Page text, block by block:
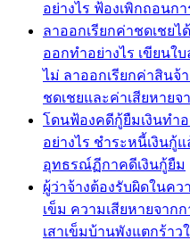
อย่างไร ฟ้องเพิกถอนก
ลาออกเรียกค่าชดเชย
ออกทำอย่างไร เขียนใ
ไม่ ลาออกเรียกค่าสินจ้
ชดเชยและค่าเสียหายจ
โดนฟ้องคดีกู้ยืมเงินทำ
อย่างไร ชำระหนี้เงินกู้
อุทธรณ์ฏีกาคดีเงินกู้ยืม
ผู้ว่าจ้างต้องรับผิดในคว
เข็ม ความเสียหายจาก
เสาเข็มบ้านพังแตกร้าว